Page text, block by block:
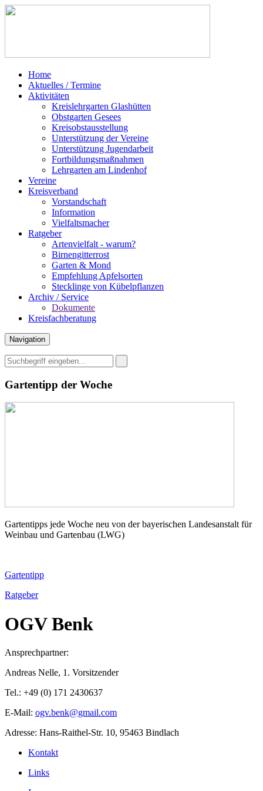
Home
Aktuelles / Termine
Aktivitäten
Kreislehrgarten Glashütten
Obstgarten Gesees
Kreisobstausstellung
Unterstützung der Vereine
Unterstützung Jugendarbeit
Fortbildungsmaßnahmen
Lehrgarten am Lindenhof
Vereine
Kreisverband
Vorstandschaft
Information
Vielfaltsmacher
Ratgeber
Artenvielfalt - warum?
Birnengitterrost
Garten & Mond
Empfehlung Apfelsorten
Stecklinge von Kübelpflanzen
Archiv / Service
Dokumente
Kreisfachberatung
Navigation
Gartentipp der Woche
Gartentipps jede Woche neu von der bayerischen Landesanstalt für
Weinbau und Gartenbau (LWG)
Gartentipp
Ratgeber
OGV Benk
Ansprechpartner:
Andreas Nelle, 1. Vorsitzender
Tel.: +49 (0) 171 2430637
E-Mail: ogv.benk@gmail.com
Adresse: Hans-Raithel-Str. 10, 95463 Bindlach
Kontakt
Links